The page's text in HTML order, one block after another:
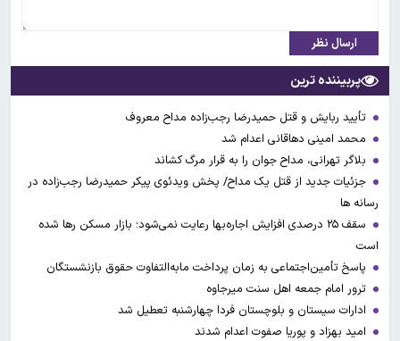
ارسال نظر
پربیننده ترین
تأیید ربایش و قتل حمیدرضا رجب‌زاده مداح معروف
محمد امینی دهاقانی اعدام شد
بلاگر تهرانی، مداح جوان را به قرار مرگ کشاند
جزئیات جدید از قتل یک مداح/ پخش ویدئوی پیکر حمیدرضا رجب‌زاده در
رسانه ها
سقف ۲۵ درصدی افزایش اجاره‌بها رعایت نمی‌شود؛ بازار مسکن رها شده
است
پاسخ تأمین‌اجتماعی به زمان پرداخت مابه‌التفاوت حقوق بازنشستگان
ترور امام جمعه اهل سنت میرجاوه
ادارات سیستان و بلوچستان فردا چهارشنبه تعطیل شد
امید بهزاد و پوریا صفوت اعدام شدند